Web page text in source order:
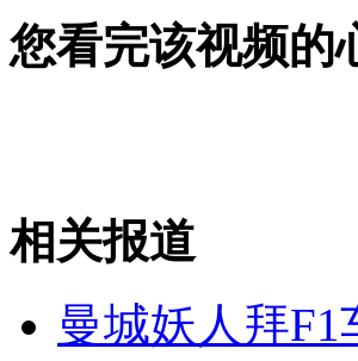
新西兰航空推"霍比特人"主题客机
女孩北京地铁殴打老人 痛下狠手拳
无痛分娩是否安全 医生回应
您看完该视频的
相关报道
曼城妖人拜